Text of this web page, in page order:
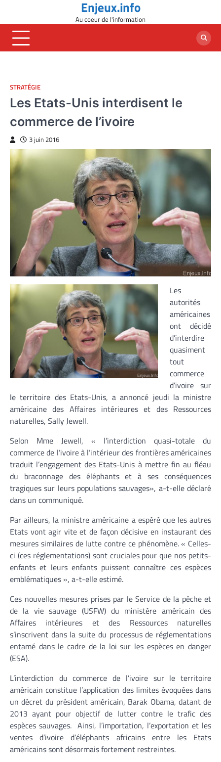
content
Enjeux.info
Au coeur de l'information
STRATÉGIE
Les Etats-Unis interdisent le
commerce de l’ivoire
3 juin 2016
Les
autorités
américaines
ont décidé
d’interdire
quasiment
tout
commerce
d’ivoire sur
le territoire des Etats-Unis, a annoncé jeudi la ministre
américaine des Affaires intérieures et des Ressources
naturelles, Sally Jewell.
Selon Mme Jewell, « l’interdiction quasi-totale du
commerce de l’ivoire à l’intérieur des frontières américaines
traduit l’engagement des Etats-Unis à mettre fin au fléau
du braconnage des éléphants et à ses conséquences
tragiques sur leurs populations sauvages», a-t-elle déclaré
dans un communiqué.
Par ailleurs, la ministre américaine a espéré que les autres
Etats vont agir vite et de façon décisive en instaurant des
mesures similaires de lutte contre ce phénomène. « Celles-
ci (ces réglementations) sont cruciales pour que nos petits-
enfants et leurs enfants puissent connaître ces espèces
emblématiques », a-t-elle estimé.
Ces nouvelles mesures prises par le Service de la pêche et
de la vie sauvage (USFW) du ministère américain des
Affaires intérieures et des Ressources naturelles
s’inscrivent dans la suite du processus de réglementations
entamé dans le cadre de la loi sur les espèces en danger
(ESA).
L’interdiction du commerce de l’ivoire sur le territoire
américain constitue l’application des limites évoquées dans
un décret du président américain, Barak Obama, datant de
2013 ayant pour objectif de lutter contre le trafic des
espèces sauvages. Ainsi, l’importation, l’exportation et les
ventes d’ivoire d’éléphants africains entre les Etats
américains sont désormais fortement restreintes.